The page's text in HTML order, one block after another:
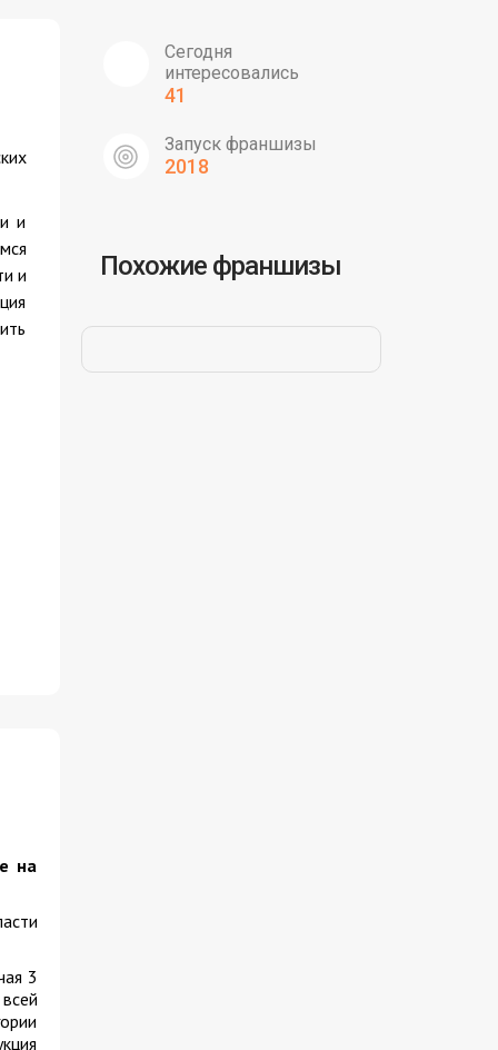
и
и
на
3
Сегодня
интересовались
41
Запуск франшизы
2018
Похожие франшизы